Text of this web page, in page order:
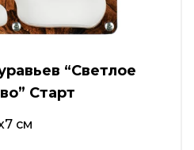
“Светлое
Старт
см